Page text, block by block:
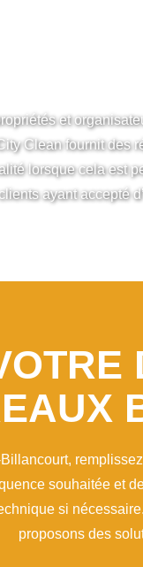
et
Clean fournit des
lorsque cela est
ayant accepté
souhaitée et
si
proposons des